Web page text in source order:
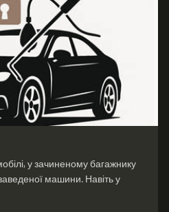
у зачиненому багажнику
машини. Навіть у